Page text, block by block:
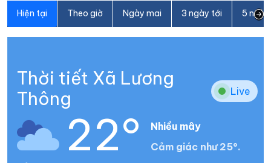
Hiện tại Theo giờ Ngày mai 3 ngày tới 5
Thời tiết Xã Lương
Thông
Live
22°
Nhiều mây
Cảm giác như 25°.